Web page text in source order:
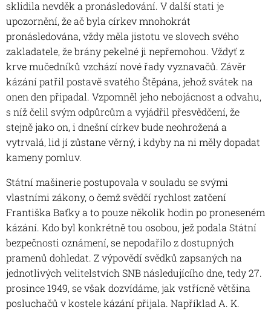
sklidila nevděk a pronásledování. V další stati je
upozornění, že ač byla církev mnohokrát
pronásledována, vždy měla jistotu ve slovech svého
zakladatele, že brány pekelné ji nepřemohou. Vždyť z
krve mučedníků vzchází nové řady vyznavačů. Závěr
kázání patřil postavě svatého Štěpána, jehož svátek na
onen den připadal. Vzpomněl jeho nebojácnost a odvahu,
s níž čelil svým odpůrcům a vyjádřil přesvědčení, že
stejně jako on, i dnešní církev bude neohrožená a
vytrvalá, lid jí zůstane věrný, i kdyby na ni měly dopadat
kameny pomluv.
Státní mašinerie postupovala v souladu se svými
vlastními zákony, o čemž svědčí rychlost zatčení
Františka Baťky a to pouze několik hodin po proneseném
kázání. Kdo byl konkrétně tou osobou, jež podala Státní
bezpečnosti oznámení, se nepodařilo z dostupných
pramenů dohledat. Z výpovědí svědků zapsaných na
jednotlivých velitelstvích SNB následujícího dne, tedy 27.
prosince 1949, se však dozvídáme, jak vstřícně většina
posluchačů v kostele kázání přijala. Například A. K.